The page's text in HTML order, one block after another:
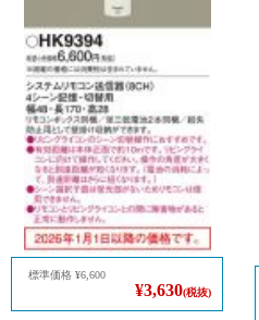
標準価格 ¥6,600
¥3,630(税抜)